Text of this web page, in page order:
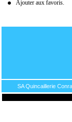
Ajouter aux favoris.
SA Quincaillerie